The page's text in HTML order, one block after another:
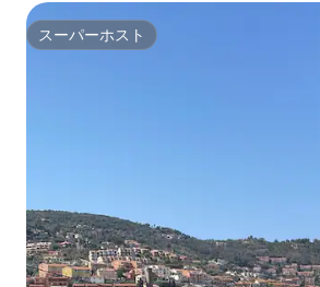
スーパーホスト
スーパーホスト